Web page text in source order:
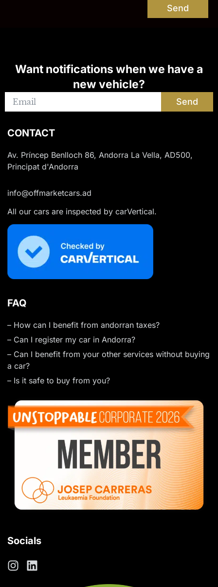
Send
Want notifications when we have a
new vehicle?
Send
CONTACT
Av. Príncep Benlloch 86, Andorra La Vella, AD500,
Principat d'Andorra
info@offmarketcars.ad
All our cars are inspected by carVertical.
FAQ
– How can I benefit from andorran taxes?
– Can I register my car in Andorra?
– Can I benefit from your other services without buying
a car?
– Is it safe to buy from you?
Socials